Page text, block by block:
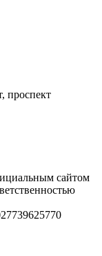
проспект
сайтом